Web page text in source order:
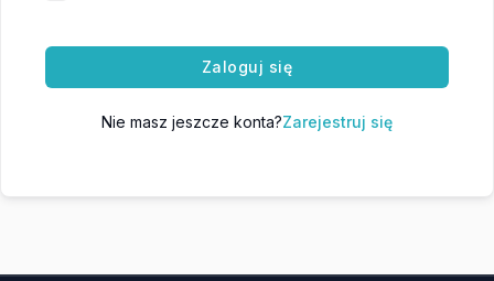
Zaloguj się
Nie masz jeszcze konta?Zarejestruj się